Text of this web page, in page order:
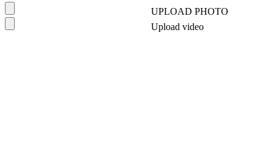
UPLOAD PHOTO
Upload video